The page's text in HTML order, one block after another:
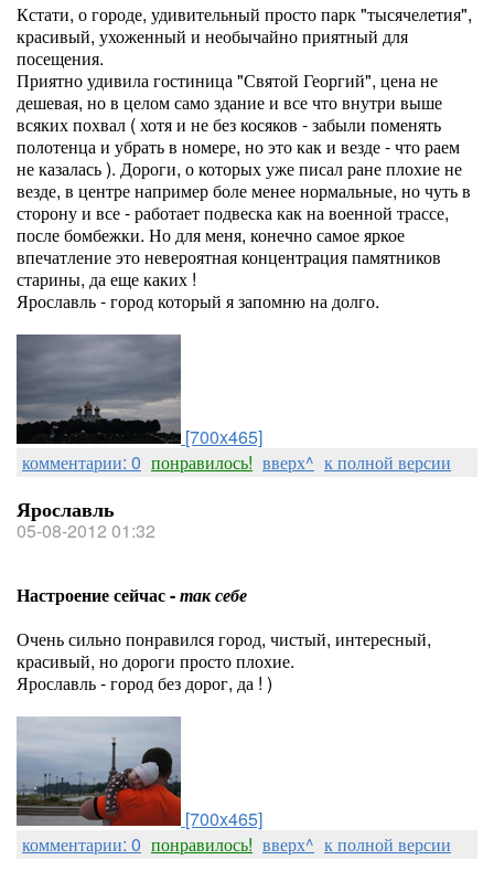
Кстати, о городе, удивительный просто парк "тысячелетия",
красивый, ухоженный и необычайно приятный для
посещения.
Приятно удивила гостиница "Святой Георгий", цена не
дешевая, но в целом само здание и все что внутри выше
всяких похвал ( хотя и не без косяков - забыли поменять
полотенца и убрать в номере, но это как и везде - что раем
не казалась ). Дороги, о которых уже писал ране плохие не
везде, в центре например боле менее нормальные, но чуть в
сторону и все - работает подвеска как на военной трассе,
после бомбежки. Но для меня, конечно самое яркое
впечатление это невероятная концентрация памятников
старины, да еще каких !
Ярославль - город который я запомню на долго.
[700x465]
комментарии: 0 понравилось! вверх^ к полной версии
Ярославль
05-08-2012 01:32
Настроение сейчас -так себе
Очень сильно понравился город, чистый, интересный,
красивый, но дороги просто плохие.
Ярославль - город без дорог, да ! )
[700x465]
комментарии: 0 понравилось! вверх^ к полной версии